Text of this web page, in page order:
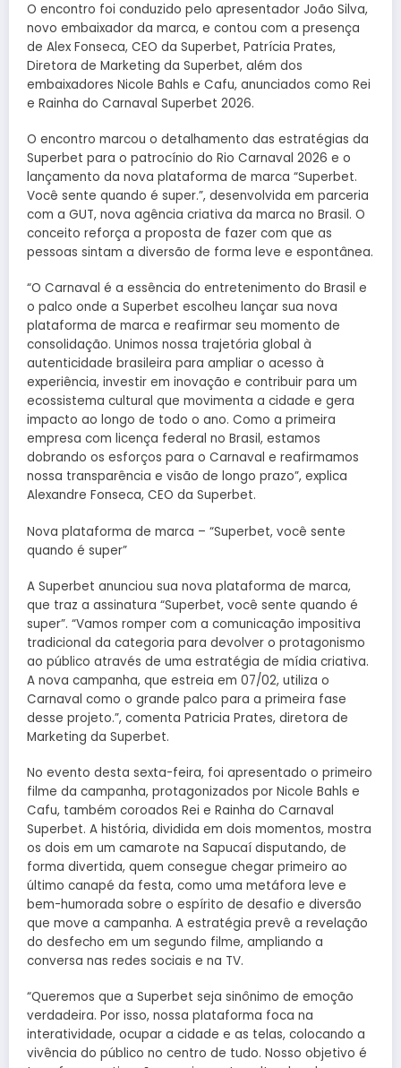
O encontro foi conduzido pelo apresentador João Silva,
novo embaixador da marca, e contou com a presença
de Alex Fonseca, CEO da Superbet, Patrícia Prates,
Diretora de Marketing da Superbet, além dos
embaixadores Nicole Bahls e Cafu, anunciados como Rei
e Rainha do Carnaval Superbet 2026.
O encontro marcou o detalhamento das estratégias da
Superbet para o patrocínio do Rio Carnaval 2026 e o
lançamento da nova plataforma de marca “Superbet.
Você sente quando é super.”, desenvolvida em parceria
com a GUT, nova agência criativa da marca no Brasil. O
conceito reforça a proposta de fazer com que as
pessoas sintam a diversão de forma leve e espontânea.
“O Carnaval é a essência do entretenimento do Brasil e
o palco onde a Superbet escolheu lançar sua nova
plataforma de marca e reafirmar seu momento de
consolidação. Unimos nossa trajetória global à
autenticidade brasileira para ampliar o acesso à
experiência, investir em inovação e contribuir para um
ecossistema cultural que movimenta a cidade e gera
impacto ao longo de todo o ano. Como a primeira
empresa com licença federal no Brasil, estamos
dobrando os esforços para o Carnaval e reafirmamos
nossa transparência e visão de longo prazo”, explica
Alexandre Fonseca, CEO da Superbet.
Nova plataforma de marca – “Superbet, você sente
quando é super”
A Superbet anunciou sua nova plataforma de marca,
que traz a assinatura “Superbet, você sente quando é
super”. “Vamos romper com a comunicação impositiva
tradicional da categoria para devolver o protagonismo
ao público através de uma estratégia de mídia criativa.
A nova campanha, que estreia em 07/02, utiliza o
Carnaval como o grande palco para a primeira fase
desse projeto.”, comenta Patricia Prates, diretora de
Marketing da Superbet.
No evento desta sexta-feira, foi apresentado o primeiro
filme da campanha, protagonizados por Nicole Bahls e
Cafu, também coroados Rei e Rainha do Carnaval
Superbet. A história, dividida em dois momentos, mostra
os dois em um camarote na Sapucaí disputando, de
forma divertida, quem consegue chegar primeiro ao
último canapé da festa, como uma metáfora leve e
bem-humorada sobre o espírito de desafio e diversão
que move a campanha. A estratégia prevê a revelação
do desfecho em um segundo filme, ampliando a
conversa nas redes sociais e na TV.
“Queremos que a Superbet seja sinônimo de emoção
verdadeira. Por isso, nossa plataforma foca na
interatividade, ocupar a cidade e as telas, colocando a
vivência do público no centro de tudo. Nosso objetivo é